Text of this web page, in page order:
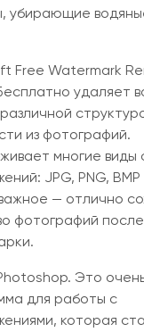
, убирающие
Free Watermark
удаляет
из фотографий.
многие виды
JPG, PNG,
— отлично
фотографий
Это
для работы с
которая